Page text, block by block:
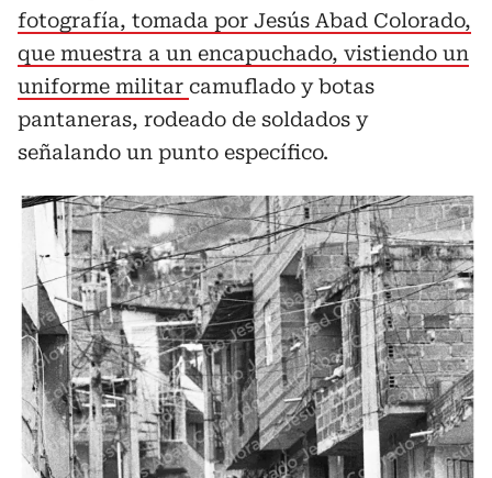
fotografía, tomada por Jesús Abad Colorado,
que muestra a un encapuchado, vistiendo un
uniforme militar camuflado y botas
pantaneras, rodeado de soldados y
señalando un punto específico.